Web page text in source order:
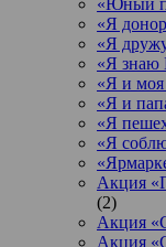
«Я
«Я
«Я
«Я и
«Я и
«Я
«Я
Акция
(2)
Акция
Акция